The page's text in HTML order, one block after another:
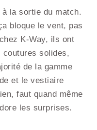
la sortie du match.
bloque le vent, pas
K-Way, ils ont
coutures solides,
de la gamme
et le vestiaire
faut quand même
les surprises.